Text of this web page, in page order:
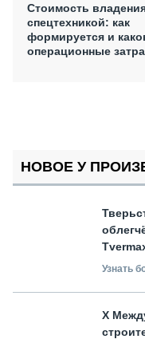
Стоимость
спецтехникой: как
формируется и
операционные
НОВОЕ У
Узнать
X